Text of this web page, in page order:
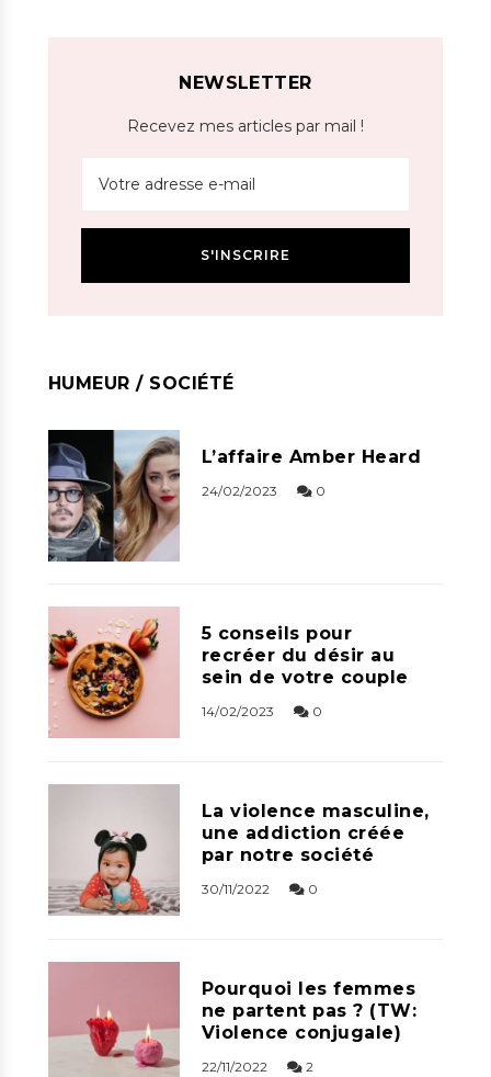
NEWSLETTER
Recevez mes articles par mail !
HUMEUR / SOCIÉTÉ
L’affaire Amber Heard
24/02/2023 0
5 conseils pour
recréer du désir au
sein de votre couple
14/02/2023 0
La violence masculine,
une addiction créée
par notre société
30/11/2022 0
Pourquoi les femmes
ne partent pas ? (TW:
Violence conjugale)
22/11/2022 2